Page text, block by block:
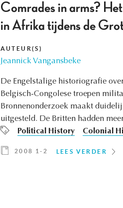
Comrades in arms?
in Afrika tijdens de
AUTEUR(S)
Jeannick Vangansbeke
De Engelstalige historiografie
Belgisch-Congolese troepen
Bronnenonderzoek maakt
uitgesteld. De Britten hadden
Political History
Colonial
2008 1-2 LEES VERDER